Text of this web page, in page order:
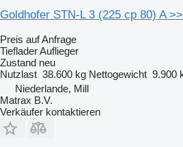
Goldhofer STN-L 3 (225 cp 80) A
Preis auf Anfrage
Tieflader Auflieger
Zustand neu
Nutzlast 38.600 kg Nettogewicht 9.900
Niederlande, Mill
Matrax B.V.
Verkäufer kontaktieren